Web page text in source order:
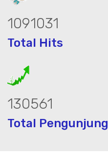
1505178
Total Hits
179588
Total Pengunjung